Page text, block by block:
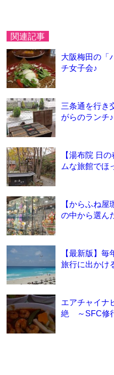
関連記事
大阪梅田の「
チ女子会♪
三条通を行き
がらのランチ♪
【湯布院 日
ムな旅館でほ
【からふね
の中から選ん
【最新版】
旅行に出かけ
エアチャイナ
絶 ～SFC修